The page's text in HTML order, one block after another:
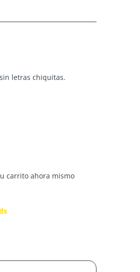
carrito ahora mismo